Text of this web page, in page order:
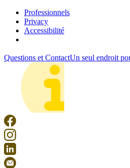
Professionnels
Privacy
Accessibilité
Questions et ContactUn seul endroit